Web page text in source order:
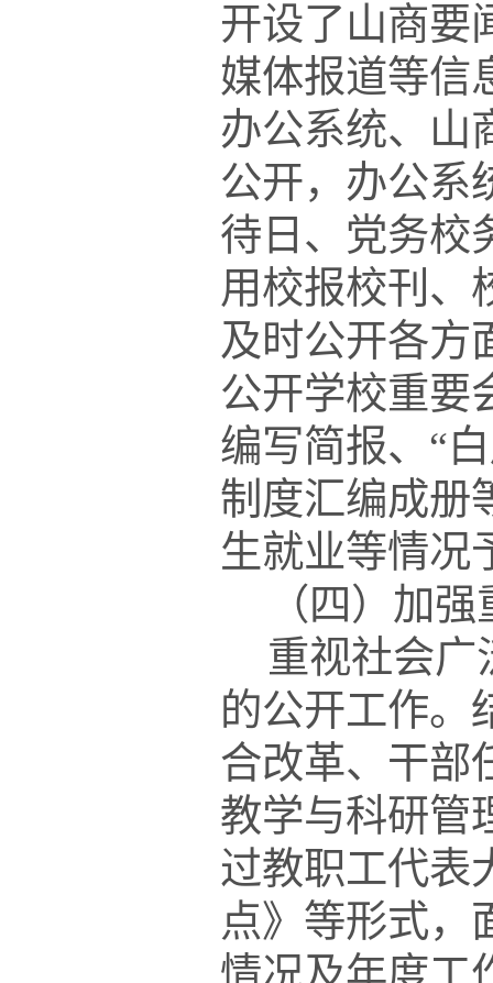
开设了山商要
媒体报道等信
办公系统、山
公开，办公系
待日、党务校
用校报校刊、
及时公开各方
公开学校重要
编写简报、 “
制度汇编成册
生就业等情况
（四）加
重视社会广
的公开工作。
合改革、干部
教学与科研管
过教职工代表
点》等形式，